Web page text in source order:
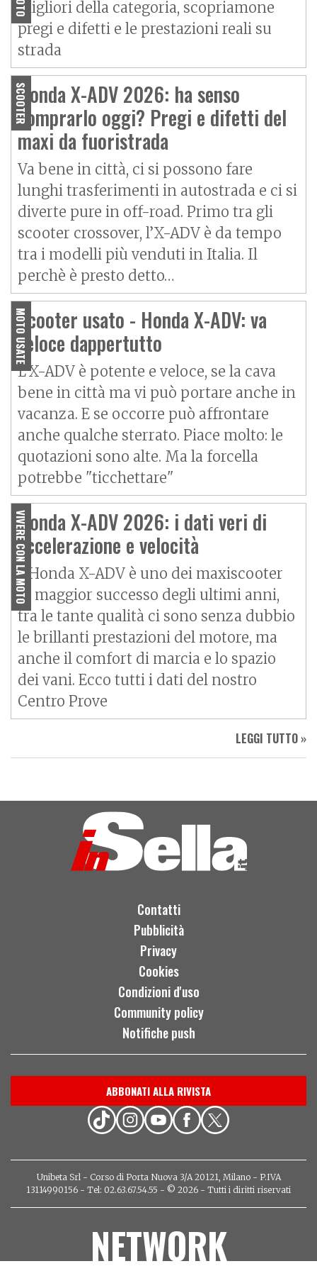
migliori della categoria, scopriamone
pregi e difetti e le prestazioni reali su
strada
SCOOTER
Honda X-ADV 2026: ha senso
comprarlo oggi? Pregi e difetti del
maxi da fuoristrada
Va bene in città, ci si possono fare
lunghi trasferimenti in autostrada e ci si
diverte pure in off-road. Primo tra gli
scooter crossover, l’X-ADV è da tempo
tra i modelli più venduti in Italia. Il
perchè è presto detto…
MOTO USATE
Scooter usato - Honda X-ADV: va
veloce dappertutto
L’X-ADV è potente e veloce, se la cava
bene in città ma vi può portare anche in
vacanza. E se occorre può affrontare
anche qualche sterrato. Piace molto: le
quotazioni sono alte. Ma la forcella
potrebbe "ticchettare"
VIVERE CON LA MOTO
Honda X-ADV 2026: i dati veri di
accelerazione e velocità
L'Honda X-ADV è uno dei maxiscooter
di maggior successo degli ultimi anni,
tra le tante qualità ci sono senza dubbio
le brillanti prestazioni del motore, ma
anche il comfort di marcia e lo spazio
dei vani. Ecco tutti i dati del nostro
Centro Prove
LEGGI TUTTO »
Contatti
Pubblicità
Privacy
Cookies
Condizioni d'uso
Community policy
Notifiche push
ABBONATI ALLA RIVISTA
Unibeta Srl - Corso di Porta Nuova 3/A 20121, Milano - P.IVA
13114990156 - Tel: 02.63.67.54.55 - © 2026 - Tutti i diritti riservati
NETWORK